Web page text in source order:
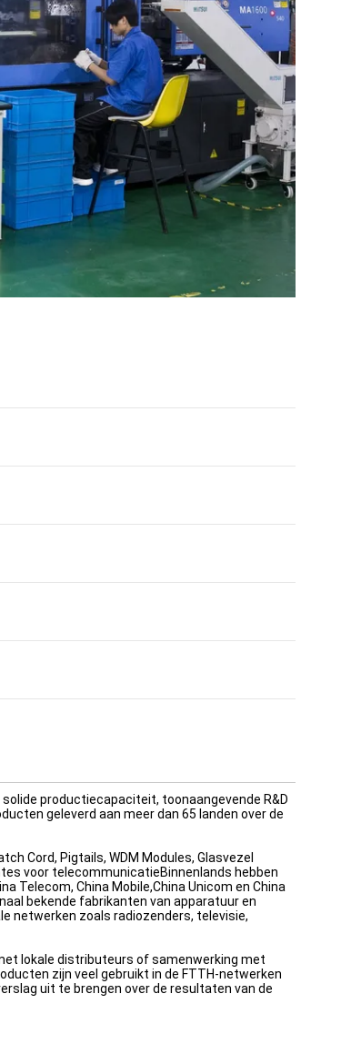
productiecapaciteit, toonaangevende R&D
geleverd aan meer dan 65 landen over de
Cord, Pigtails, WDM Modules, Glasvezel
voor telecommunicatieBinnenlands hebben
Telecom, China Mobile,China Unicom en China
bekende fabrikanten van apparatuur en
netwerken zoals radiozenders, televisie,
lokale distributeurs of samenwerking met
zijn veel gebruikt in de FTTH-netwerken
uit te brengen over de resultaten van de